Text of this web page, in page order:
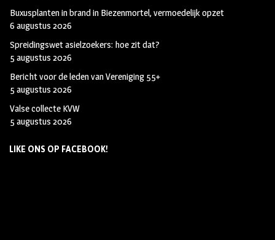
Buxusplanten in brand in Biezenmortel, vermoedelijk opzet
6 augustus 2026
Spreidingswet asielzoekers: hoe zit dat?
5 augustus 2026
Bericht voor de leden van Vereniging 55+
5 augustus 2026
Valse collecte KVW
5 augustus 2026
LIKE ONS OP FACEBOOK!